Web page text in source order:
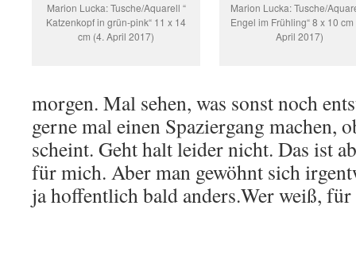
Marion Lucka: Tusche/Aquarell “
Katzenkopf in grün-pink“ 11 x 14
cm (4. April 2017)
Marion Lucka: Tusche/
Engel im Frühling“ 8 x 10 cm
April 2017)
morgen. Mal sehen, was sonst noch
gerne mal einen Spaziergang machen,
scheint. Geht halt leider nicht. Das ist
für mich. Aber man gewöhnt sich
ja hoffentlich bald anders.Wer weiß, für